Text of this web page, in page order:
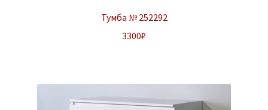
Тумба № 252292
3300₽